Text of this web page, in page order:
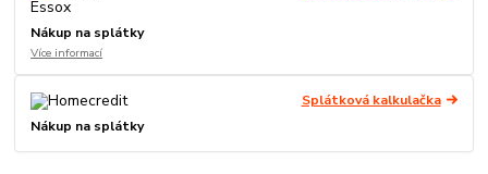
Nákup na splátky
Více informací
Splátková kalkulačka
Nákup na splátky